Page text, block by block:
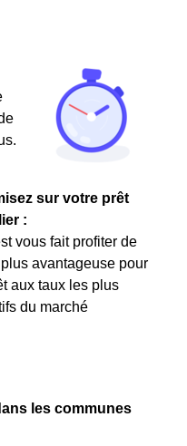
sur votre prêt
:
vous fait profiter de
plus avantageuse pour
aux taux les plus
du marché
les communes